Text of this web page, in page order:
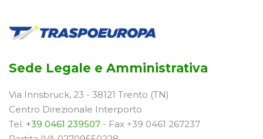
Sede Legale e Amministrativa
Via Innsbruck, 23 - 38121 Trento (TN)
Centro Direzionale Interporto
Tel. +39 0461 239507 - Fax +39 0461 267237